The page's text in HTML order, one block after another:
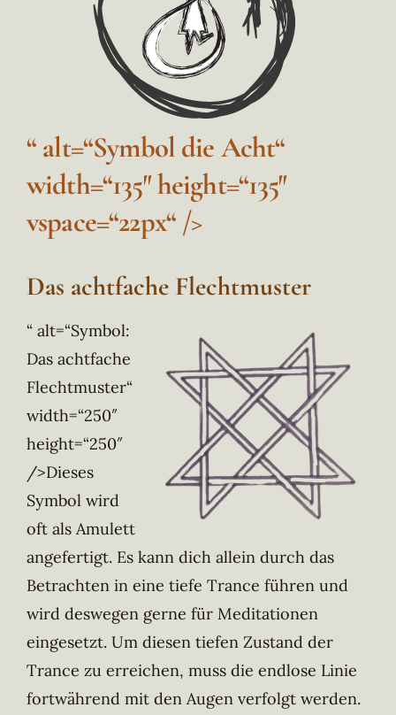
“ alt=“Symbol die Acht“
width=“135″ height=“135″
vspace=“22px“ />
Das achtfache Flechtmuster
“ alt=“Symbol:
Das achtfache
Flechtmuster“
width=“250″
height=“250″
/>Dieses
Symbol wird
oft als Amulett
angefertigt. Es kann dich allein durch das
Betrachten in eine tiefe Trance führen und
wird deswegen gerne für Meditationen
eingesetzt. Um diesen tiefen Zustand der
Trance zu erreichen, muss die endlose Linie
fortwährend mit den Augen verfolgt werden.